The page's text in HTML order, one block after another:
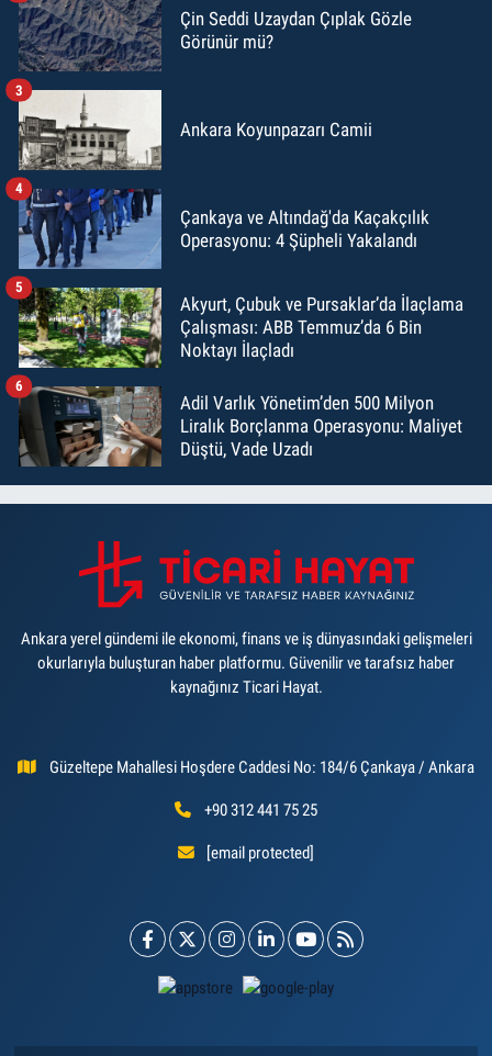
Çin Seddi Uzaydan Çıplak Gözle
Görünür mü?
Ankara Koyunpazarı Camii
3
Çankaya ve Altındağ'da Kaçakçılık
Operasyonu: 4 Şüpheli Yakalandı
4
Akyurt, Çubuk ve Pursaklar’da İlaçlama
Çalışması: ABB Temmuz’da 6 Bin
Noktayı İlaçladı
5
Adil Varlık Yönetim’den 500 Milyon
Liralık Borçlanma Operasyonu: Maliyet
Düştü, Vade Uzadı
6
Ankara yerel gündemi ile ekonomi, finans ve iş dünyasındaki gelişmeleri
okurlarıyla buluşturan haber platformu. Güvenilir ve tarafsız haber
kaynağınız Ticari Hayat.
Güzeltepe Mahallesi Hoşdere Caddesi No: 184/6 Çankaya / Ankara
+90 312 441 75 25
[email protected]